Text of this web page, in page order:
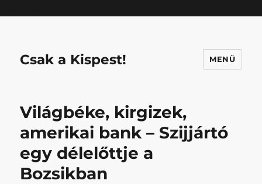
Csak a Kispest! MENÜ
Világbéke, kirgizek,
amerikai bank – Szijjártó
egy délelőttje a
Bozsikban